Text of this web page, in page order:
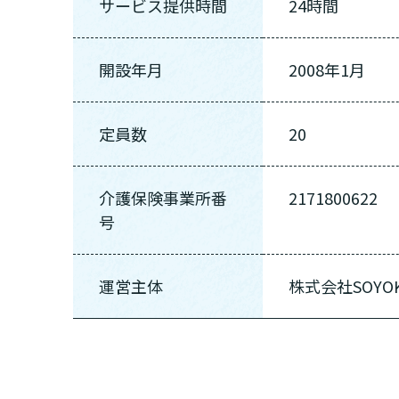
サービス提供時間 24時間
開設年月 2008年1月
定員数 20
介護保険事業所番
号
2171800622
運営主体 株式会社